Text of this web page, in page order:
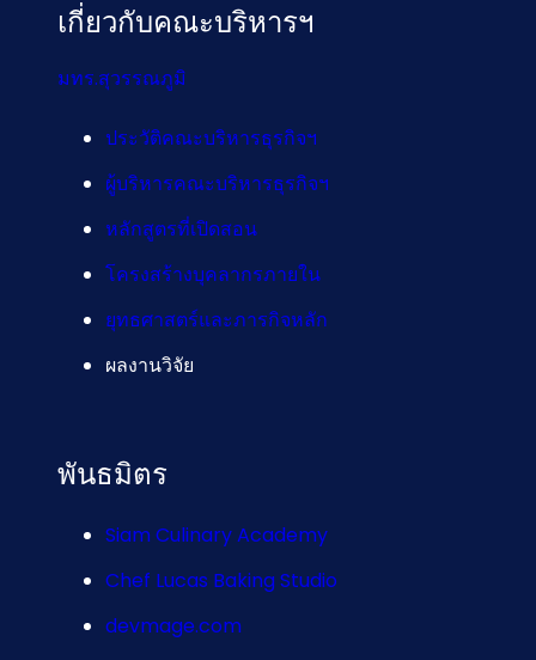
เกี่ยวกับคณะบริหารฯ
มทร.สุวรรณภูมิ
ประวัติคณะบริหารธุรกิจฯ
ผู้บริหารคณะบริหารธุรกิจฯ
หลักสูตรที่เปิดสอน
โครงสร้างบุคลากรภายใน
ยุทธศาสตร์และภารกิจหลัก
ผลงานวิจัย
พันธมิตร
Siam Culinary Academy
Chef Lucas Baking Studio
devmage.com